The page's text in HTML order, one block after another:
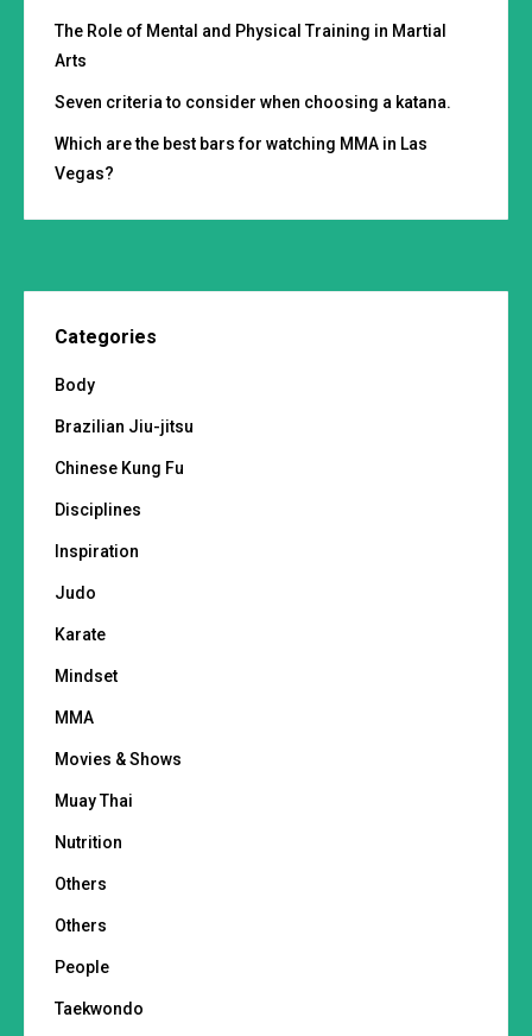
The Role of Mental and Physical Training in Martial
Arts
Seven criteria to consider when choosing a katana.
Which are the best bars for watching MMA in Las
Vegas?
Categories
Body
Brazilian Jiu-jitsu
Chinese Kung Fu
Disciplines
Inspiration
Judo
Karate
Mindset
MMA
Movies & Shows
Muay Thai
Nutrition
Others
Others
People
Taekwondo